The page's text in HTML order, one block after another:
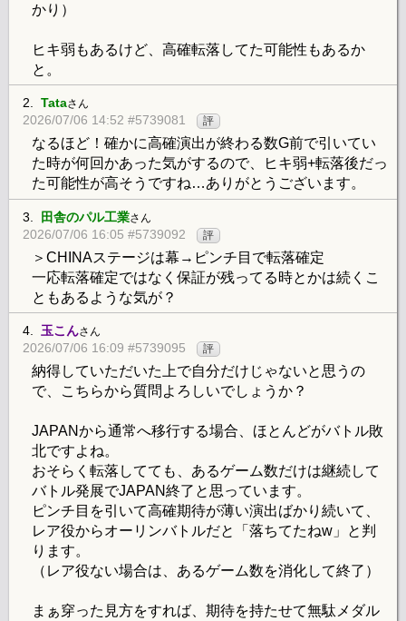
かり）
ヒキ弱もあるけど、高確転落してた可能性もあるか
と。
2. Tataさん
2026/07/06 14:52 #5739081 評
なるほど！確かに高確演出が終わる数G前で引いてい
た時が何回かあった気がするので、ヒキ弱+転落後だっ
た可能性が高そうですね…ありがとうございます。
3. 田舎のパル工業さん
2026/07/06 16:05 #5739092 評
＞CHINAステージは幕→ピンチ目で転落確定
一応転落確定ではなく保証が残ってる時とかは続くこ
ともあるような気が？
4. 玉こんさん
2026/07/06 16:09 #5739095 評
納得していただいた上で自分だけじゃないと思うの
で、こちらから質問よろしいでしょうか？
JAPANから通常へ移行する場合、ほとんどがバトル敗
北ですよね。
おそらく転落してても、あるゲーム数だけは継続して
バトル発展でJAPAN終了と思っています。
ピンチ目を引いて高確期待が薄い演出ばかり続いて、
レア役からオーリンバトルだと「落ちてたねw」と判
ります。
（レア役ない場合は、あるゲーム数を消化して終了）
まぁ穿った見方をすれば、期待を持たせて無駄メダル